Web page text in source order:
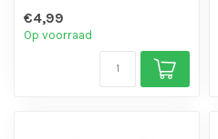
€4,99
Op voorraad